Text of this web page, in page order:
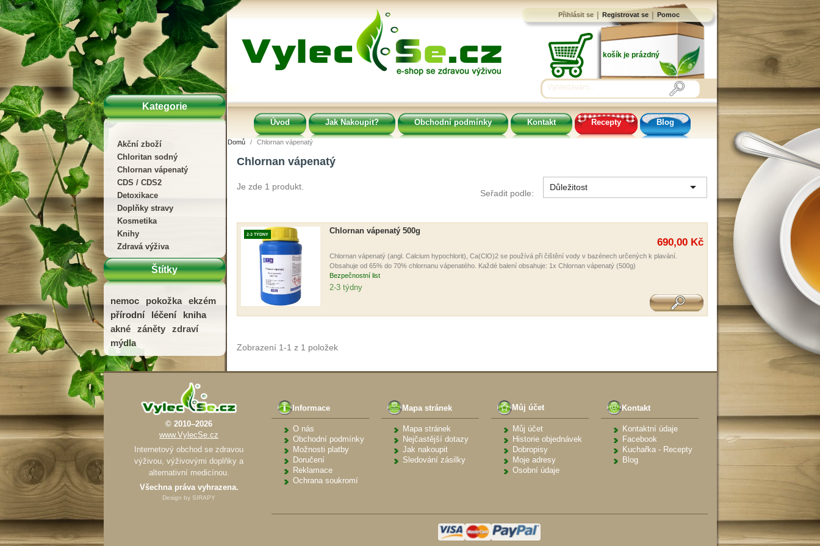
Přihlásit se | Registrovat se | Pomoc
košík je prázdný
Kategorie
Akční zboží
Chloritan sodný
Chlornan vápenatý
CDS / CDS2
Detoxikace
Doplňky stravy
Kosmetika
Knihy
Zdravá výživa
Štítky
nemoc pokožka
ekzém
přírodní
léčení
kniha
akné
záněty
zdraví
mýdla
Úvod Jak Nakoupit? Obchodní podmínky Kontakt Recepty Blog
Domů Chlornan vápenatý
Chlornan vápenatý
Je zde 1 produkt.
Seřadit podle:
Důležitost 
Chlornan vápenatý 500g
2-3 TÝDNY
690,00 Kč
Chlornan vápenatý (angl. Calcium hypochlorit), Ca(ClO)2 se používá při čištění vody v bazénech určených k plavání.
Obsahuje od 65% do 70% chlornanu vápenatého. Každé balení obsahuje: 1x Chlornan vápenatý (500g)
Bezpečnostní list
2-3 týdny
Zobrazení 1-1 z 1 položek
© 2010–2026
www.VylecSe.cz
Internetový obchod se zdravou
výživou, výživovými doplňky a
alternativní medicínou.
Všechna práva vyhrazena.
Design by SIRAPY
Informace
O nás
Obchodní podmínky
Možnosti platby
Doručení
Reklamace
Ochrana soukromí
Mapa stránek
Mapa stránek
Nejčastější dotazy
Jak nakoupit
Sledování zásilky
Můj účet
Můj účet
Historie objednávek
Dobropisy
Moje adresy
Osobní údaje
Kontakt
Kontaktní údaje
Facebook
Kuchařka - Recepty
Blog